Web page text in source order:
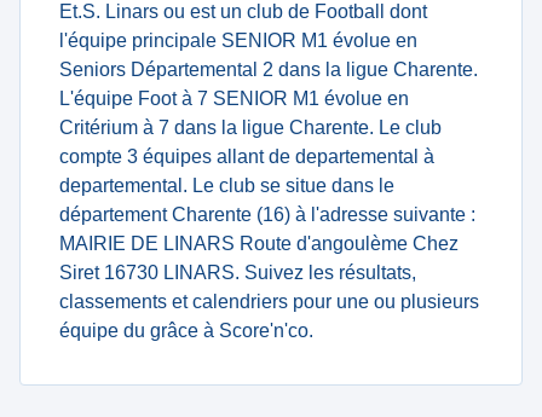
Et.S. Linars ou est un club de Football dont
l'équipe principale SENIOR M1 évolue en
Seniors Départemental 2 dans la ligue Charente.
L'équipe Foot à 7 SENIOR M1 évolue en
Critérium à 7 dans la ligue Charente. Le club
compte 3 équipes allant de departemental à
departemental. Le club se situe dans le
département Charente (16) à l'adresse suivante :
MAIRIE DE LINARS Route d'angoulème Chez
Siret 16730 LINARS. Suivez les résultats,
classements et calendriers pour une ou plusieurs
équipe du grâce à Score'n'co.